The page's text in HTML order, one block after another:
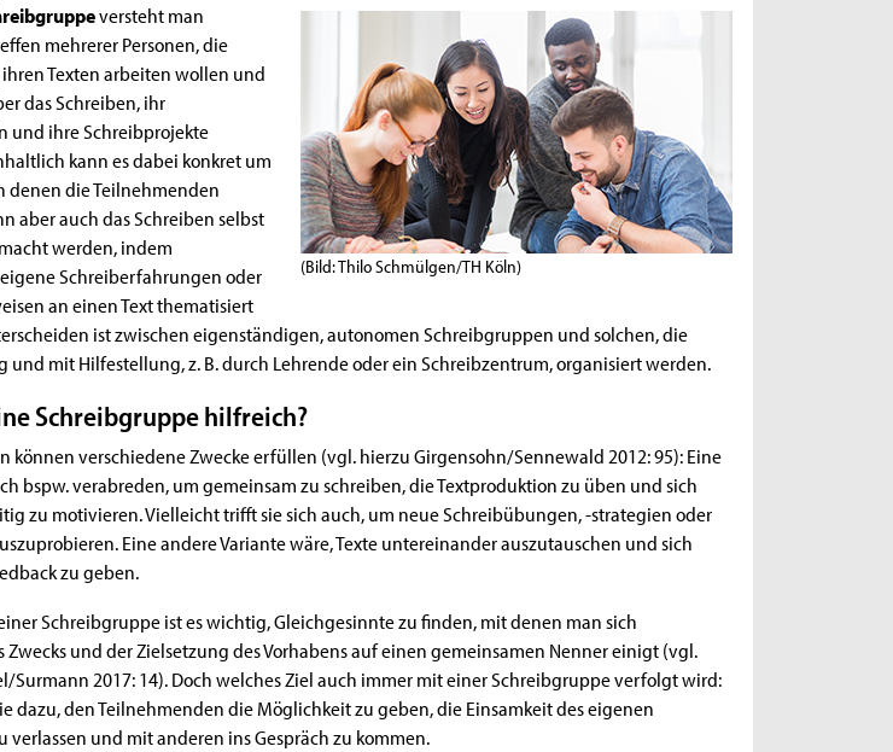
(Bild: Thilo Schmülgen/TH Köln)
versteht man
mehrerer Personen, die
Texten arbeiten wollen und
das Schreiben, ihr
und ihre Schreibprojekte
kann es dabei konkret um
denen die Teilnehmenden
aber auch das Schreiben selbst
werden, indem
Schreiberfahrungen oder
an einen Text thematisiert
ist zwischen eigenständigen, autonomen Schreibgruppen und solchen, die
und mit Hilfestellung, z. B. durch Lehrende oder ein Schreibzentrum, organisiert werden.
Schreibgruppe hilfreich?
können verschiedene Zwecke erfüllen (vgl. hierzu Girgensohn/Sennewald 2012: 95): Eine
bspw. verabreden, um gemeinsam zu schreiben, die Textproduktion zu üben und sich
zu motivieren. Vielleicht trifft sie sich auch, um neue Schreibübungen, -strategien oder
Eine andere Variante wäre, Texte untereinander auszutauschen und sich
zu geben.
Schreibgruppe ist es wichtig, Gleichgesinnte zu finden, mit denen man sich
Zwecks und der Zielsetzung des Vorhabens auf einen gemeinsamen Nenner einigt (vgl.
Surmann 2017: 14). Doch welches Ziel auch immer mit einer Schreibgruppe verfolgt wird:
dazu, den Teilnehmenden die Möglichkeit zu geben, die Einsamkeit des eigenen
verlassen und mit anderen ins Gespräch zu kommen.